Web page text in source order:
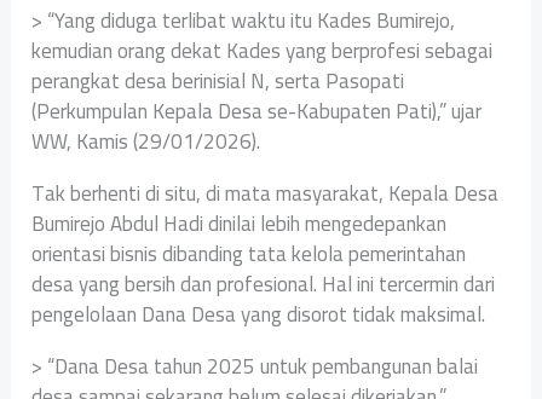
> “Yang diduga terlibat waktu itu Kades Bumirejo,
kemudian orang dekat Kades yang berprofesi sebagai
perangkat desa berinisial N, serta Pasopati
(Perkumpulan Kepala Desa se-Kabupaten Pati),” ujar
WW, Kamis (29/01/2026).
Tak berhenti di situ, di mata masyarakat, Kepala Desa
Bumirejo Abdul Hadi dinilai lebih mengedepankan
orientasi bisnis dibanding tata kelola pemerintahan
desa yang bersih dan profesional. Hal ini tercermin dari
pengelolaan Dana Desa yang disorot tidak maksimal.
> “Dana Desa tahun 2025 untuk pembangunan balai